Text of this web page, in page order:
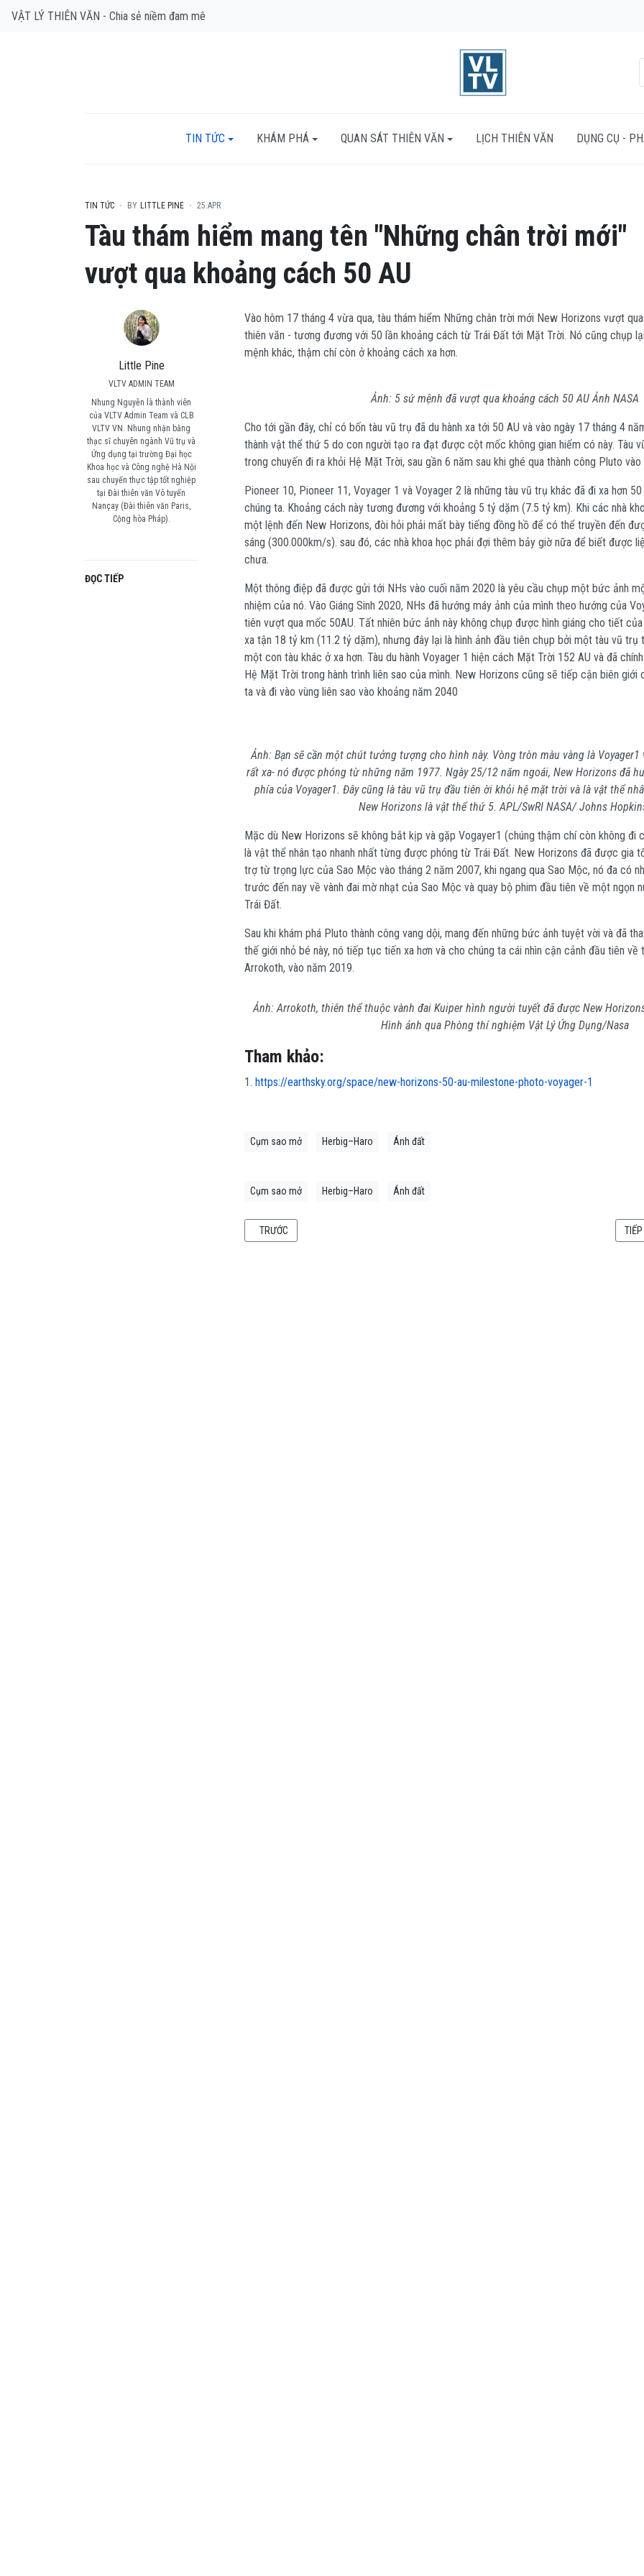
VẬT LÝ THIÊN VĂN - Chia sẻ niềm đam mê
TIN TỨC KHÁM PHÁ QUAN SÁT THIÊN VĂN LỊCH THIÊN VĂN DỤNG CỤ -
TIN TỨC BY LITTLE PINE 25.APR
Tàu thám hiểm mang tên "Những chân trời mới"
vượt qua khoảng cách 50 AU
Little Pine
VLTV ADMIN TEAM
Nhung Nguyễn là thành viên
của VLTV Admin Team và CLB
VLTV VN. Nhung nhận bằng
thạc sĩ chuyên ngành Vũ trụ và
Ứng dụng tại trường Đại học
Khoa học và Công nghệ Hà Nội
sau chuyến thực tập tốt nghiệp
tại Đài thiên văn Vô tuyến
Nançay (Đài thiên văn Paris,
Cộng hòa Pháp).
ĐỌC TIẾP
Vào hôm 17 tháng 4 vừa qua, tàu thám hiểm Những chân trời mới New Horizons vượt
thiên văn - tương đương với 50 lần khoảng cách từ Trái Đất tới Mặt Trời. Nó cũng chụp
mệnh khác, thậm chí còn ở khoảng cách xa hơn.
Ảnh: 5 sứ mệnh đã vượt qua khoảng cách 50 AU Ảnh NASA
Cho tới gần đây, chỉ có bốn tàu vũ trụ đã du hành xa tới 50 AU và vào ngày 17 tháng 4
thành vật thể thứ 5 do con người tạo ra đạt được cột mốc không gian hiếm có này. Tàu
trong chuyến đi ra khỏi Hệ Mặt Trời, sau gần 6 năm sau khi ghé qua thành công Pluto
Pioneer 10, Pioneer 11, Voyager 1 và Voyager 2 là những tàu vũ trụ khác đã đi xa hơn
chúng ta. Khoảng cách này tương đương với khoảng 5 tỷ dặm (7.5 tỷ km). Khi các nhà
một lệnh đến New Horizons, đòi hỏi phải mất bày tiếng đồng hồ để có thể truyền đến
sáng (300.000km/s). sau đó, các nhà khoa học phải đợi thêm bảy giờ nữa để biết được
chưa.
Một thông điệp đã được gửi tới NHs vào cuối năm 2020 là yêu cầu chụp một bức ảnh
nhiệm của nó. Vào Giáng Sinh 2020, NHs đã hướng máy ảnh của mình theo hướng của
tiên vượt qua mốc 50AU. Tất nhiên bức ảnh này không chụp được hình giáng cho tiết
xa tận 18 tỷ km (11.2 tỷ dặm), nhưng đây lại là hình ảnh đầu tiên chụp bởi một tàu vũ trụ
một con tàu khác ở xa hơn. Tàu du hành Voyager 1 hiện cách Mặt Trời 152 AU và đã
Hệ Mặt Trời trong hành trình liên sao của mình. New Horizons cũng sẽ tiếp cận biên giới
ta và đi vào vùng liên sao vào khoảng năm 2040
Ảnh: Bạn sẽ cần một chút tưởng tượng cho hình này. Vòng tròn màu vàng là
rất xa- nó được phóng từ những năm 1977. Ngày 25/12 năm ngoái, New Horizons đã
phía của Voyager1. Đây cũng là tàu vũ trụ đầu tiên ời khỏi hệ mặt trời và là vật thể
New Horizons là vật thể thứ 5. APL/SwRI NASA/ Johns
Mặc dù New Horizons sẽ không bắt kịp và gặp Vogayer1 (chúng thậm chí còn không đi
là vật thể nhân tạo nhanh nhất từng được phóng từ Trái Đất. New Horizons đã được gia
trợ từ trọng lực của Sao Mộc vào tháng 2 năm 2007, khi ngang qua Sao Mộc, nó đa có
trước đến nay về vành đai mờ nhạt của Sao Mộc và quay bộ phim đầu tiên về một ngọn
Trái Đất.
Sau khi khám phá Pluto thành công vang dội, mang đến những bức ảnh tuyệt vời và đã
thế giới nhỏ bé này, nó tiếp tục tiến xa hơn và cho chúng ta cái nhìn cận cảnh đầu tiên về
Arrokoth, vào năm 2019.
Ảnh: Arrokoth, thiên thể thuộc vành đai Kuiper hình người tuyết đã được New
Hình ảnh qua Phòng thí nghiệm Vật Lý Ứng Dụng/Nasa
Tham khảo:
1. https://earthsky.org/space/new-horizons-50-au-milestone-photo-voyager-1
Cụm sao mở Herbig–Haro Ánh đất
Cụm sao mở Herbig–Haro Ánh đất
BÀI VIẾT TRƯỚC: THIÊN HÀ NHỎ “ĂN THỊT” MỘT THIÊN HÀ NHỎ HƠN
TRƯỚC BÀI